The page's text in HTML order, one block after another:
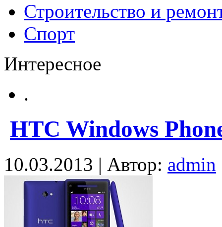
Строительство и
Спорт
Интересное
.
HTC Windows
10.03.2013 | Автор: admin